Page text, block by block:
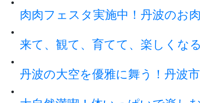
肉肉フェスタ実施中！丹波のお
来て、観て、育てて、楽しくな
丹波の大空を優雅に舞う！丹波